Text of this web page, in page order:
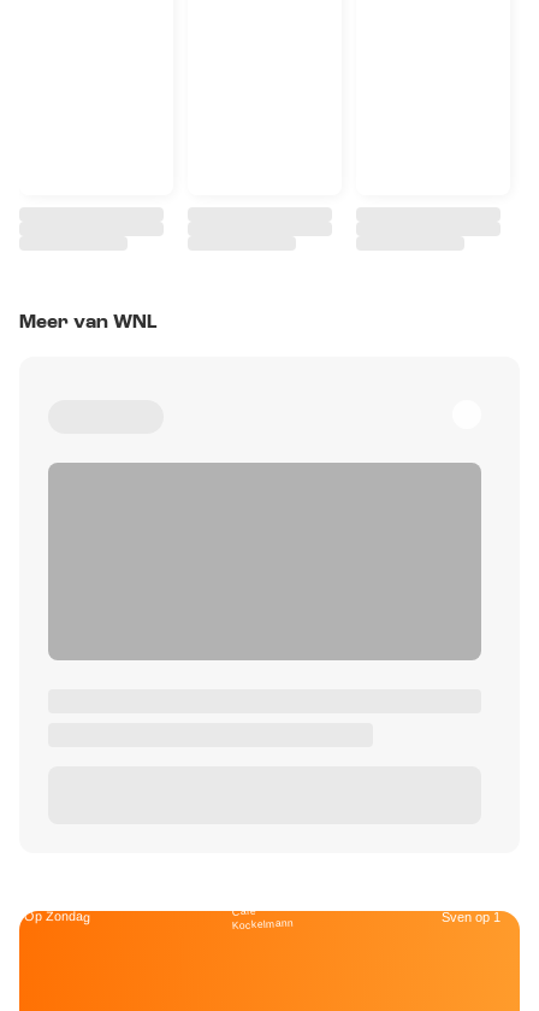
Meer van WNL
Op Zondag Café
Kockelmann Sven op 1